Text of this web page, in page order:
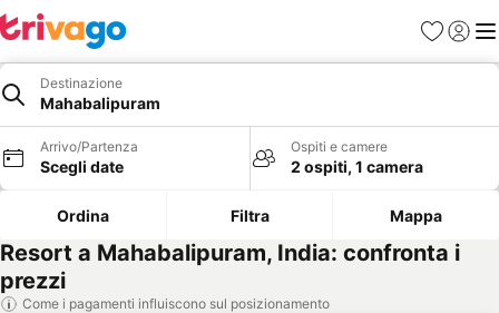
PreferitiAccedi
Destinazione
Mahabalipuram
Arrivo/Partenza
Scegli date
Ospiti e camere
2 ospiti, 1 camera
Ordina Filtra Mappa
Resort a Mahabalipuram, India: confronta i
prezzi
Come i pagamenti influiscono sul posizionamento